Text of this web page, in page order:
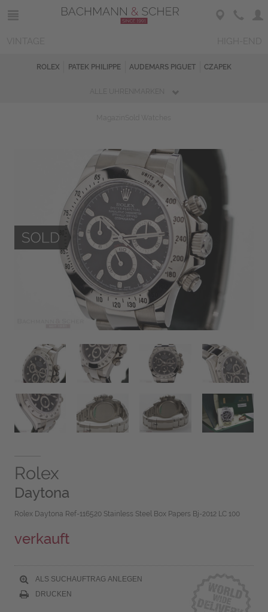
ROLEX PATEK PHILIPPE AUDEMARS PIGUET CZAPEK
Rolex
Daytona
Rolex Daytona Ref-116520 Stainless Steel Box Papers Bj-2012 LC 100
verkauft
ALS SUCHAUFTRAG ANLEGEN
DRUCKEN